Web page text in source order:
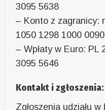
3095 5638
– Konto z zagranicy:
1050 1298 1000
– Wpłaty w Euro: PL
3095 5646
Kontakt i zgłoszenia:
Zgłoszenia udziału